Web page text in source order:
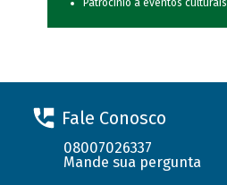
Patrocínio a eventos culturais
Fale Conosco
08007026337
Mande sua pergunta